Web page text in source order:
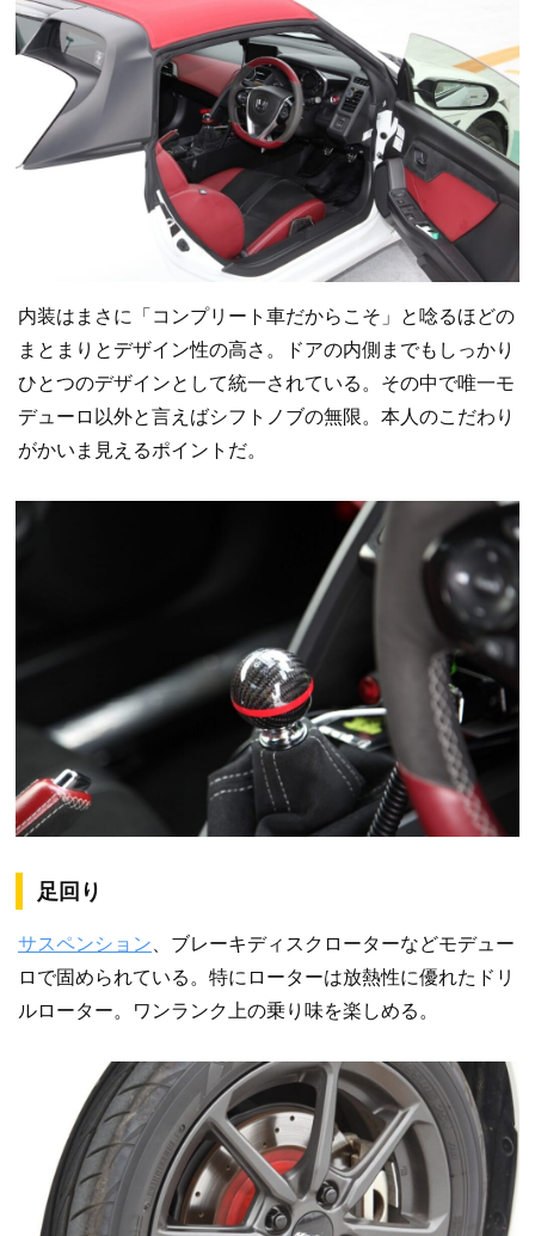
内装はまさに「コンプリート車だからこそ」と唸るほどの
まとまりとデザイン性の高さ。ドアの内側までもしっかり
ひとつのデザインとして統一されている。その中で唯一モ
デューロ以外と言えばシフトノブの無限。本人のこだわり
がかいま見えるポイントだ。
足回り
サスペンション 、ブレーキディスクローターなどモデュー
ロで固められている。特にローターは放熱性に優れたドリ
ルローター。ワンランク上の乗り味を楽しめる。